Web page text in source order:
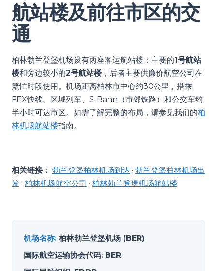
航站楼及前往市区的交
通
柏林勃兰登堡机场设有两座客运航站楼：主要的1号航站
楼和旁边较小的2号航站楼 ，后者主要供廉价航空公司在
繁忙时段使用。机场距离柏林市中心约30公里，搭乘
FEX快线、区域列车、S-Bahn（市郊铁路）和公交车约
半小时可达市区。如需了解完整的布局，请参见我们的柏
林机场航站楼指南。
相关链接： 勃兰登堡柏林机场到达 · 勃兰登堡柏林机场出
发 · 柏林机场航空公司 · 柏林勃兰登堡机场航站楼
机场名称: 柏林勃兰登堡机场 (BER)
国际航空运输协会代码: BER